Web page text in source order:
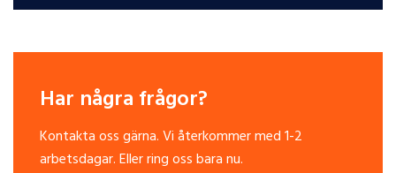
Har några frågor?
Kontakta oss gärna. Vi återkommer med 1-2
arbetsdagar. Eller ring oss bara nu.